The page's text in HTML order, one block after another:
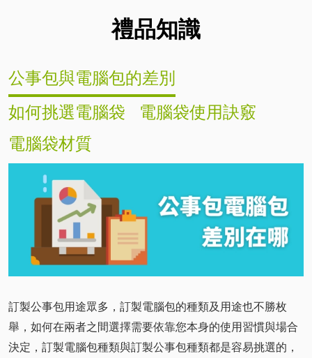
禮品知識
公事包與電腦包的差別
如何挑選電腦袋
電腦袋使用訣竅
電腦袋材質
訂製公事包用途眾多，訂製電腦包的種類及用途也不勝枚
舉，如何在兩者之間選擇需要依靠您本身的使用習慣與場合
決定，訂製電腦包種類與訂製公事包種類都是容易挑選的，